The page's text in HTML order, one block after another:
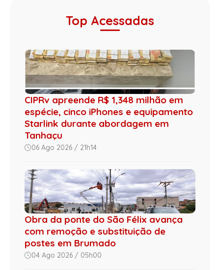
Top Acessadas
CIPRv apreende R$ 1,348 milhão em
espécie, cinco iPhones e equipamento
Starlink durante abordagem em
Tanhaçu
06 Ago 2026 / 21h14
Obra da ponte do São Félix avança
com remoção e substituição de
postes em Brumado
04 Ago 2026 / 05h00